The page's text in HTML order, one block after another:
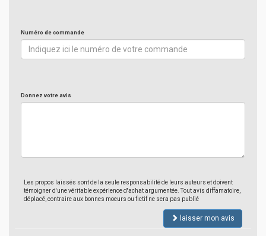
Numéro de commande
Donnez votre avis
Les propos laissés sont de la seule responsabilité de leurs auteurs et doivent
témoigner d'une véritable expérience d'achat argumentée. Tout avis diffamatoire,
déplacé, contraire aux bonnes moeurs ou fictif ne sera pas publié
laisser mon avis